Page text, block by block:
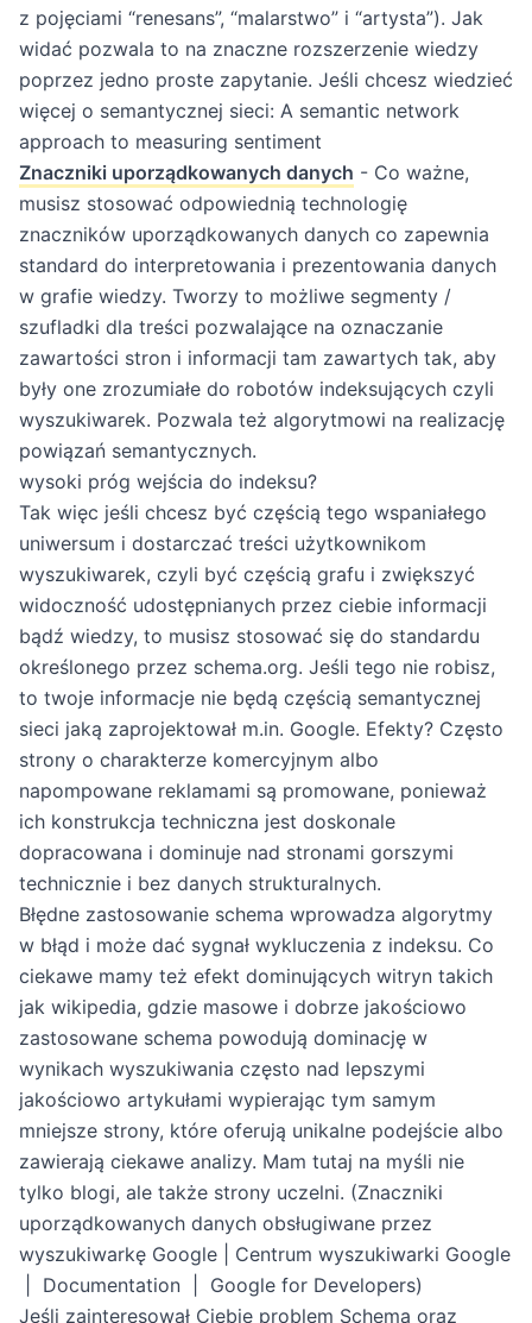
z pojęciami “renesans”, “malarstwo” i “artysta”). Jak
widać pozwala to na znaczne rozszerzenie wiedzy
poprzez jedno proste zapytanie. Jeśli chcesz wiedzieć
więcej o semantycznej sieci: A semantic network
approach to measuring sentiment
Znaczniki uporządkowanych danych - Co ważne,
musisz stosować odpowiednią technologię
znaczników uporządkowanych danych co zapewnia
standard do interpretowania i prezentowania danych
w grafie wiedzy. Tworzy to możliwe segmenty /
szufladki dla treści pozwalające na oznaczanie
zawartości stron i informacji tam zawartych tak, aby
były one zrozumiałe do robotów indeksujących czyli
wyszukiwarek. Pozwala też algorytmowi na realizację
powiązań semantycznych.
wysoki próg wejścia do indeksu?
Tak więc jeśli chcesz być częścią tego wspaniałego
uniwersum i dostarczać treści użytkownikom
wyszukiwarek, czyli być częścią grafu i zwiększyć
widoczność udostępnianych przez ciebie informacji
bądź wiedzy, to musisz stosować się do standardu
określonego przez schema.org. Jeśli tego nie robisz,
to twoje informacje nie będą częścią semantycznej
sieci jaką zaprojektował m.in. Google. Efekty? Często
strony o charakterze komercyjnym albo
napompowane reklamami są promowane, ponieważ
ich konstrukcja techniczna jest doskonale
dopracowana i dominuje nad stronami gorszymi
technicznie i bez danych strukturalnych.
Błędne zastosowanie schema wprowadza algorytmy
w błąd i może dać sygnał wykluczenia z indeksu. Co
ciekawe mamy też efekt dominujących witryn takich
jak wikipedia, gdzie masowe i dobrze jakościowo
zastosowane schema powodują dominację w
wynikach wyszukiwania często nad lepszymi
jakościowo artykułami wypierając tym samym
mniejsze strony, które oferują unikalne podejście albo
zawierają ciekawe analizy. Mam tutaj na myśli nie
tylko blogi, ale także strony uczelni. (Znaczniki
uporządkowanych danych obsługiwane przez
wyszukiwarkę Google | Centrum wyszukiwarki Google
| Documentation | Google for Developers)
Jeśli zainteresował Ciebie problem Schema oraz